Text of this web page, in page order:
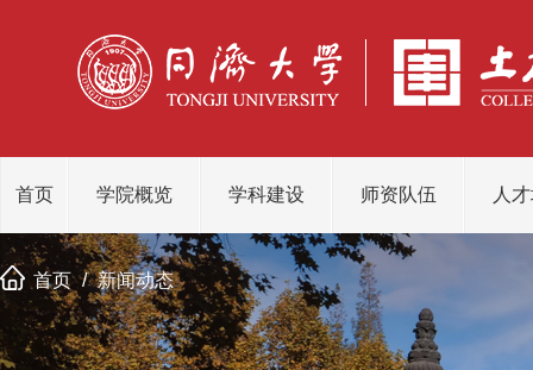
首页 学院概览 学科建设 师资队伍 人
首页 / 新闻动态